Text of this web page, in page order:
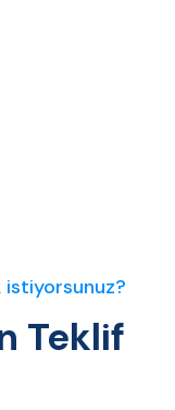
istiyorsunuz?
Teklif